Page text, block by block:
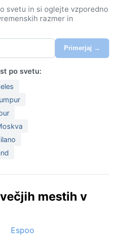
svetu in si oglejte vzporedno
razmer in
Primerjaj →
po svetu:
mestih v
Espoo